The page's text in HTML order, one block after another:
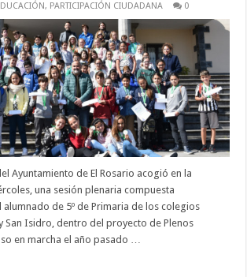
, PARTICIPACIÓN CIUDADANA 0
Ayuntamiento de El Rosario acogió en la
una sesión plenaria compuesta
de 5º de Primaria de los colegios
San Isidro, dentro del proyecto de Plenos
en marcha el año pasado …